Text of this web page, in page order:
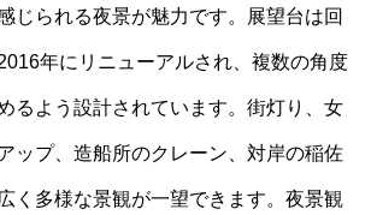
じられる夜景が魅力です。展望台は回
年にリニューアルされ、複数の角度
るよう設計されています。街灯り、女
ップ、造船所のクレーン、対岸の稲佐
く多様な景観が一望できます。夜景観